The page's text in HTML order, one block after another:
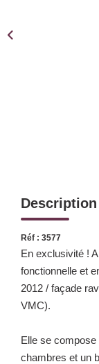
Description
Réf : 3577
En exclusivité !
fonctionnelle et
2012 / façade
VMC).
Elle se compose
chambres et un